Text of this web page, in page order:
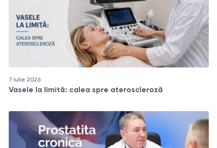
7 Iulie 2026
Vasele la limită: calea spre ateroscleroză